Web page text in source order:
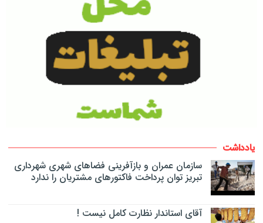
یادداشت
سازمان عمران و بازآفرینی فضاهای شهری شهرداری
تبریز توان پرداخت فاکتورهای مشتریان را ندارد
آقای استاندار نظارت کامل نیست !